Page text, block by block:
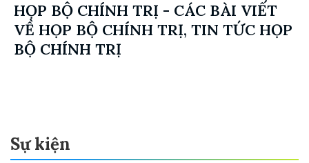
HỌP BỘ CHÍNH TRỊ - CÁC BÀI VIẾT
VỀ HỌP BỘ CHÍNH TRỊ, TIN TỨC HỌP
BỘ CHÍNH TRỊ
Sự kiện